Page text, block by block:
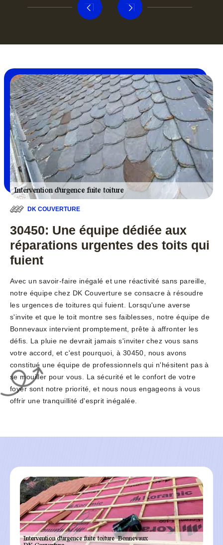
DK COUVERTURE
30450: Une équipe dédiée aux
réparations urgentes des toits qui
fuient
Avec un savoir-faire inégalé et une réactivité sans pareille,
notre équipe chez DK Couverture se consacre à résoudre
les urgences de toitures qui fuient. Lorsqu'une averse
s'invite et que le toit montre ses faiblesses, notre équipe de
Bonnevaux intervient promptement, prête à affronter les
défis. La pluie ne devrait jamais s'inviter chez vous sans
votre accord, et c'est pourquoi, à 30450, nous avons
constitué une équipe de professionnels qui n'hésitent pas à
se mouiller pour vous. La sécurité et le confort de votre
foyer sont notre priorité, et nous nous engageons à vous
offrir une tranquillité d'esprit inégalée.